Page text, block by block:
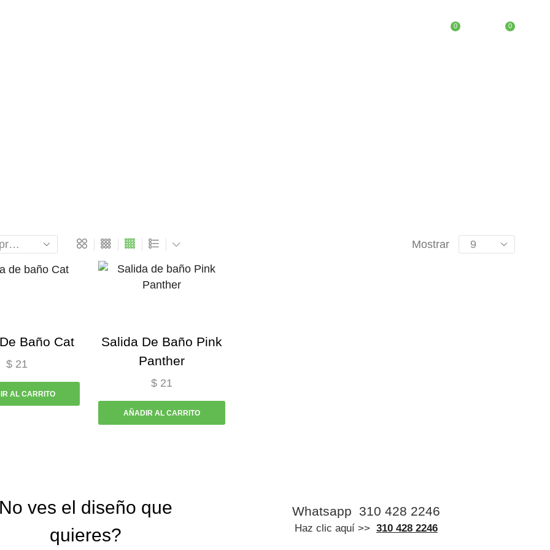
0 0
Mostrar
Baño Cat
$21
AL CARRITO
Salida De Baño Pink
Panther
$21
AÑADIR AL CARRITO
ves el diseño que
quieres?
Whatsapp 310 428 2246
Haz clic aquí >>310 428 2246